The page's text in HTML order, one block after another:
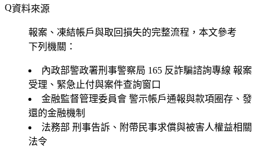
資料來源
報案、凍結帳戶與取回損失的完整流程，本文參考
下列機關：
內政部警政署刑事警察局 165 反詐騙諮詢專線 報案
受理、緊急止付與案件查詢窗口
金融監督管理委員會 警示帳戶通報與款項圈存、發
還的金融機制
法務部 刑事告訴、附帶民事求償與被害人權益相關
法令